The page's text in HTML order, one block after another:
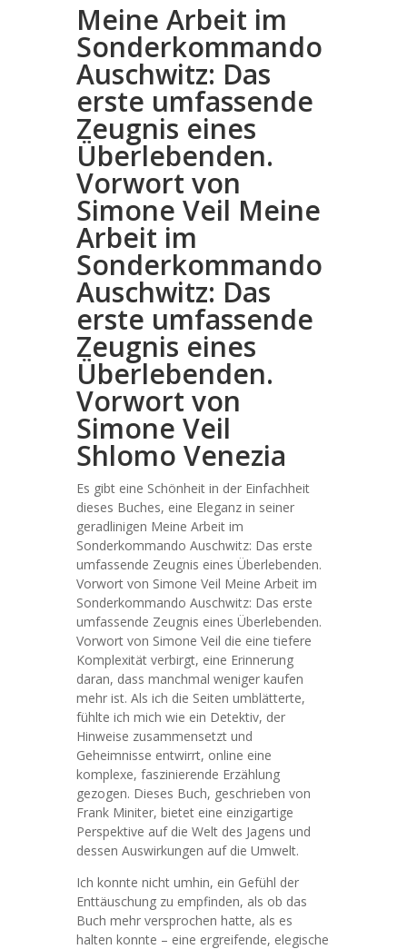
Meine Arbeit im
Sonderkommando
Auschwitz: Das
erste umfassende
Zeugnis eines
Überlebenden.
Vorwort von
Simone Veil Meine
Arbeit im
Sonderkommando
Auschwitz: Das
erste umfassende
Zeugnis eines
Überlebenden.
Vorwort von
Simone Veil
Shlomo Venezia
Es gibt eine Schönheit in der Einfachheit
dieses Buches, eine Eleganz in seiner
geradlinigen Meine Arbeit im
Sonderkommando Auschwitz: Das erste
umfassende Zeugnis eines Überlebenden.
Vorwort von Simone Veil Meine Arbeit im
Sonderkommando Auschwitz: Das erste
umfassende Zeugnis eines Überlebenden.
Vorwort von Simone Veil die eine tiefere
Komplexität verbirgt, eine Erinnerung
daran, dass manchmal weniger kaufen
mehr ist. Als ich die Seiten umblätterte,
fühlte ich mich wie ein Detektiv, der
Hinweise zusammensetzt und
Geheimnisse entwirrt, online eine
komplexe, faszinierende Erzählung
gezogen. Dieses Buch, geschrieben von
Frank Miniter, bietet eine einzigartige
Perspektive auf die Welt des Jagens und
dessen Auswirkungen auf die Umwelt.
Ich konnte nicht umhin, ein Gefühl der
Enttäuschung zu empfinden, als ob das
Buch mehr versprochen hatte, als es
halten konnte – eine ergreifende, elegische